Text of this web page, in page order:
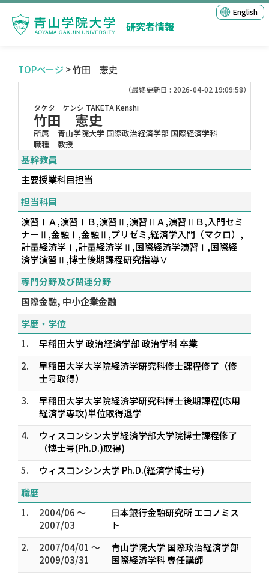
研究者情報
English
TOPページ > 竹田 憲史
（最終更新日 : 2026-04-02 19:09:58）
タケタ ケンシ TAKETA Kenshi
竹田 憲史
所属
青山学院大学 国際政治経済学部 国際経済学科
職種
教授
基幹教員
主要授業科目担当
担当科目
演習ⅠＡ,演習ⅠＢ,演習Ⅱ,演習ⅡＡ,演習ⅡＢ,入門セミ
ナーⅡ,金融Ⅰ,金融Ⅱ,プリゼミ,経済学入門（マクロ）,
計量経済学Ⅰ,計量経済学Ⅱ,国際経済学演習Ⅰ,国際経
済学演習Ⅱ,博士後期課程研究指導Ⅴ
専門分野及び関連分野
国際金融, 中小企業金融
学歴・学位
1.
早稲田大学 政治経済学部 政治学科 卒業
2.
早稲田大学大学院経済学研究科修士課程修了（修
士号取得）
3.
早稲田大学大学院経済学研究科博士後期課程(応用
経済学専攻)単位取得退学
4.
ウィスコンシン大学経済学部大学院博士課程修了
（博士号(Ph.D.)取得)
5.
ウィスコンシン大学 Ph.D.(経済学博士号)
職歴
1.
2004/06 ～
2007/03
日本銀行金融研究所 エコノミス
ト
2.
2007/04/01 ～
2009/03/31
青山学院大学 国際政治経済学部
国際経済学科 専任講師